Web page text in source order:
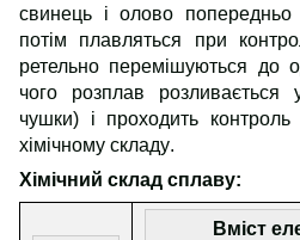
свинець і олово попередньо
потім плавляться при
ретельно перемішуються до
чого розплав
чушки) і проходить контроль
хімічному складу.
Хімічний склад сплаву:
Вміст